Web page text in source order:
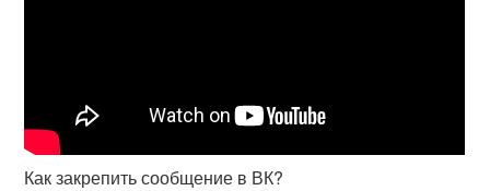
Как закрепить сообщение в ВК?